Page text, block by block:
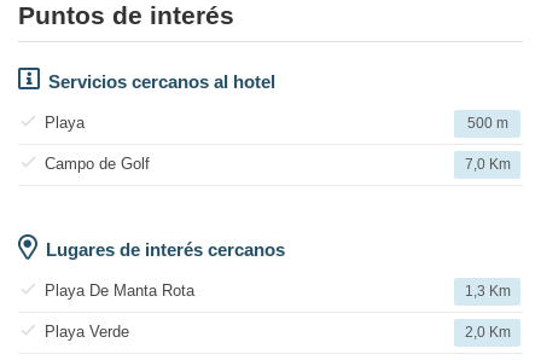
Puntos de interés
Servicios cercanos al hotel
Playa 500 m
Campo de Golf 7,0 Km
Lugares de interés cercanos
Playa De Manta Rota 1,3 Km
Playa Verde 2,0 Km